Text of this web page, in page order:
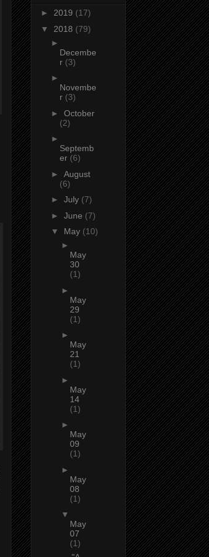
► 2019 (17)
▼ 2018 (79)
►
Decembe
r (3)
►
Novembe
r (3)
► October
(2)
►
Septemb
er (6)
► August
(6)
► July (7)
► June (7)
▼ May (10)
►
May
30
(1)
►
May
29
(1)
►
May
21
(1)
►
May
14
(1)
►
May
09
(1)
►
May
08
(1)
▼
May
07
(1)